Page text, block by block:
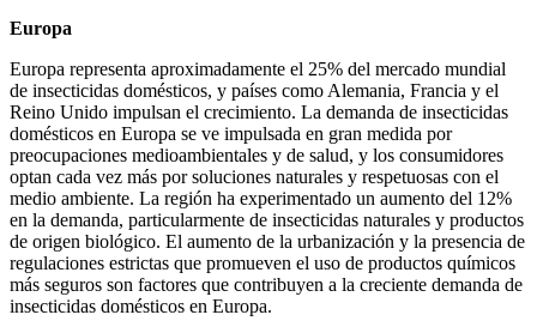
Europa
Europa representa aproximadamente el 25% del mercado mundial
de insecticidas domésticos, y países como Alemania, Francia y el
Reino Unido impulsan el crecimiento. La demanda de insecticidas
domésticos en Europa se ve impulsada en gran medida por
preocupaciones medioambientales y de salud, y los consumidores
optan cada vez más por soluciones naturales y respetuosas con el
medio ambiente. La región ha experimentado un aumento del 12%
en la demanda, particularmente de insecticidas naturales y productos
de origen biológico. El aumento de la urbanización y la presencia de
regulaciones estrictas que promueven el uso de productos químicos
más seguros son factores que contribuyen a la creciente demanda de
insecticidas domésticos en Europa.